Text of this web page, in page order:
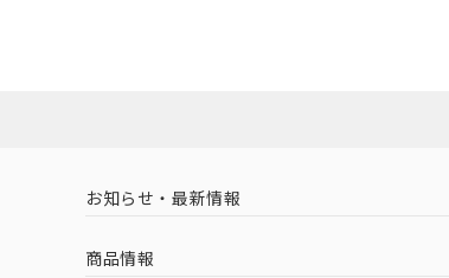
中国 RoHS 注意事項・凡例
（イギリス
（ノルウェー
お知らせ・最新情報
商品情報